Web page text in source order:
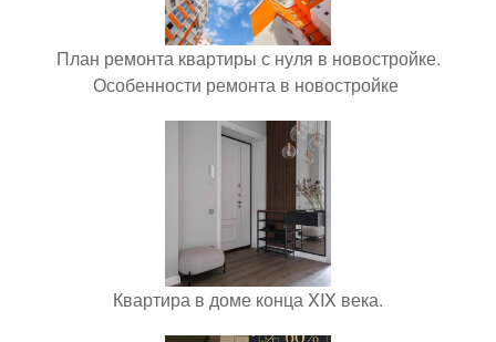
План ремонта квартиры с нуля в новостройке.
Особенности ремонта в новостройке
Квартира в доме конца XIX века.